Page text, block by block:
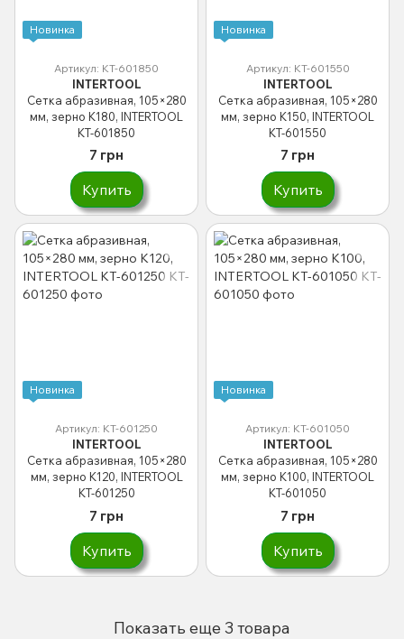
Новинка
Артикул: KT-601850
INTERTOOL
Сетка абразивная, 105×280
мм, зерно K180, INTERTOOL
KT-601850
7 грн
Купить
Новинка
Артикул: KT-601550
INTERTOOL
Сетка абразивная, 105×280
мм, зерно K150, INTERTOOL
KT-601550
7 грн
Купить
Новинка
Артикул: KT-601250
INTERTOOL
Сетка абразивная, 105×280
мм, зерно K120, INTERTOOL
KT-601250
7 грн
Купить
Новинка
Артикул: KT-601050
INTERTOOL
Сетка абразивная, 105×280
мм, зерно K100, INTERTOOL
KT-601050
7 грн
Купить
Показать еще 3 товара